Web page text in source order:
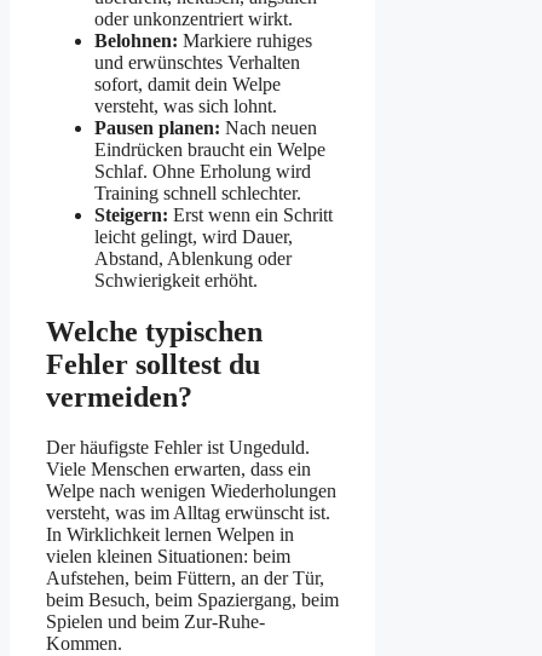
oder unkonzentriert wirkt.
Belohnen: Markiere ruhiges
und erwünschtes Verhalten
sofort, damit dein Welpe
versteht, was sich lohnt.
Pausen planen: Nach neuen
Eindrücken braucht ein Welpe
Schlaf. Ohne Erholung wird
Training schnell schlechter.
Steigern: Erst wenn ein Schritt
leicht gelingt, wird Dauer,
Abstand, Ablenkung oder
Schwierigkeit erhöht.
Welche typischen
Fehler solltest du
vermeiden?
Der häufigste Fehler ist Ungeduld.
Viele Menschen erwarten, dass ein
Welpe nach wenigen Wiederholungen
versteht, was im Alltag erwünscht ist.
In Wirklichkeit lernen Welpen in
vielen kleinen Situationen: beim
Aufstehen, beim Füttern, an der Tür,
beim Besuch, beim Spaziergang, beim
Spielen und beim Zur-Ruhe-
Kommen.